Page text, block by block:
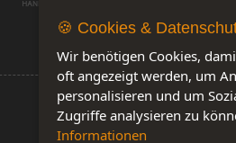
🍪 Cookies &
Wir benötigen Cookies,
oft angezeigt werden, um
personalisieren und um
Zugriffe analysieren zu
Informationen